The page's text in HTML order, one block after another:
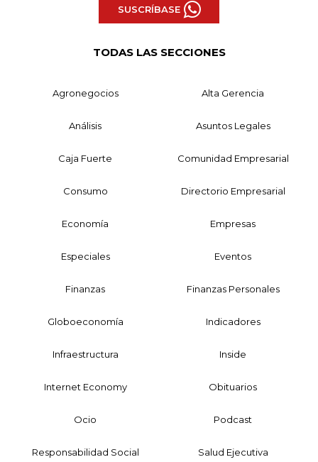
SUSCRÍBASE
TODAS LAS SECCIONES
Agronegocios Alta Gerencia
Análisis Asuntos Legales
Caja Fuerte Comunidad Empresarial
Consumo Directorio Empresarial
Economía Empresas
Especiales Eventos
Finanzas Finanzas Personales
Globoeconomía Indicadores
Infraestructura Inside
Internet Economy Obituarios
Ocio Podcast
Responsabilidad Social Salud Ejecutiva